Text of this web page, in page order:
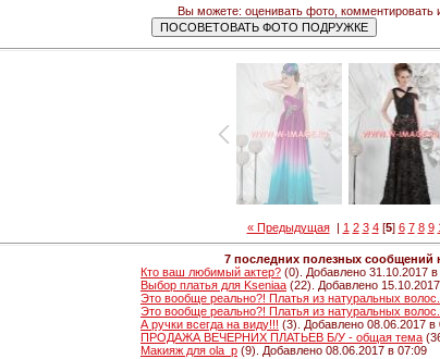
Вы можете: оценивать фото, комментировать
« Предыдущая| 1 2 3 4[5] 6 7 8 9
7 последних полезных
Кто ваш любимый актер? (0). Добавлено 31.10.2017 в
Выбор платья для Kseniaa (22). Добавлено
Это вообще реально?! Платья из натуральных волос.
Это вообще реально?! Платья из натуральных волос.
А ручки всегда на виду!!! (3). Добавлено 08.06.2017 в
ПРОДАЖА ВЕЧЕРНИХ ПЛАТЬЕВ Б/У - общая тема
Макияж для ola_p (9). Добавлено 08.06.2017 в 07:09